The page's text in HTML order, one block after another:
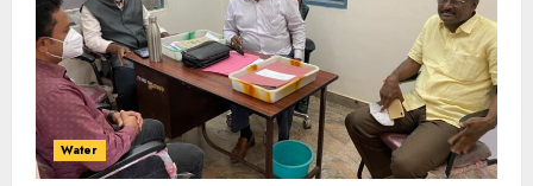
Water